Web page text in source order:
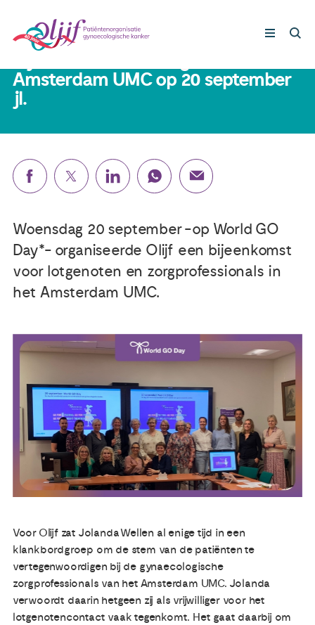
Nieuws
Publicaties
Ervaringsdeskundigheid
Over ons
Contact
Gynaecologische kankers
Lotgenoten
Leven met/na kanker
5 oktober 2023
Amsterdam UMC op 20 september
jl.
Woensdag 20 september -op World GO
Day*- organiseerde Olijf een bijeenkomst
voor lotgenoten en zorgprofessionals in
het Amsterdam UMC.
Voor Olijf zat Jolanda Wellen al enige tijd in een
klankbordgroep om de stem van de patiënten te
vertegenwoordigen bij de gynaecologische
zorgprofessionals van het Amsterdam UMC. Jolanda
verwoordt daarin hetgeen zij als vrijwilliger voor het
lotgenotencontact vaak tegenkomt. Het gaat daarbij om